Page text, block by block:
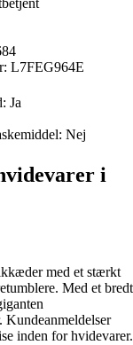
L7FEG964E
Ja
Nej
i
med et stærkt
Med et bredt
Kundeanmeldelser
inden for hvidevarer.